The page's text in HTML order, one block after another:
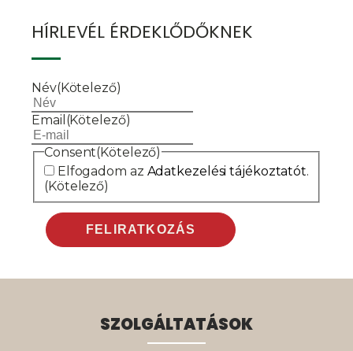
HÍRLEVÉL ÉRDEKLŐDŐKNEK
Név(Kötelező)
Email (Kötelező)
Consent(Kötelező)
Elfogadom az Adatkezelési tájékoztatót.
(Kötelező)
SZOLGÁLTATÁSOK